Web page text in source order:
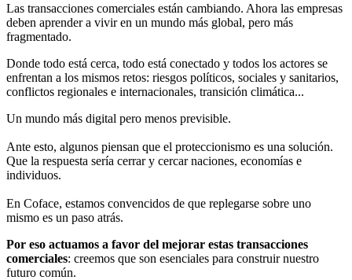
Las transacciones comerciales están cambiando. Ahora las empresas
deben aprender a vivir en un mundo más global, pero más
fragmentado.
Donde todo está cerca, todo está conectado y todos los actores se
enfrentan a los mismos retos: riesgos políticos, sociales y sanitarios,
conflictos regionales e internacionales, transición climática...
Un mundo más digital pero menos previsible.
Ante esto, algunos piensan que el proteccionismo es una solución.
Que la respuesta sería cerrar y cercar naciones, economías e
individuos.
En Coface, estamos convencidos de que replegarse sobre uno
mismo es un paso atrás.
Por eso actuamos a favor del mejorar estas transacciones
comerciales: creemos que son esenciales para construir nuestro
futuro común.